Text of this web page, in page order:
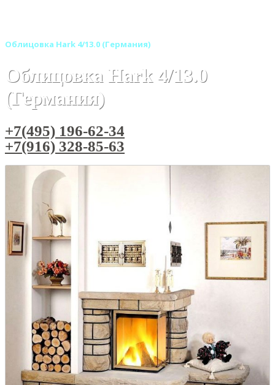
Облицовка Hark 4/13.0 (Германия)
Облицовка Hark 4/13.0
(Германия)
+7(495) 196-62-34
+7(916) 328-85-63